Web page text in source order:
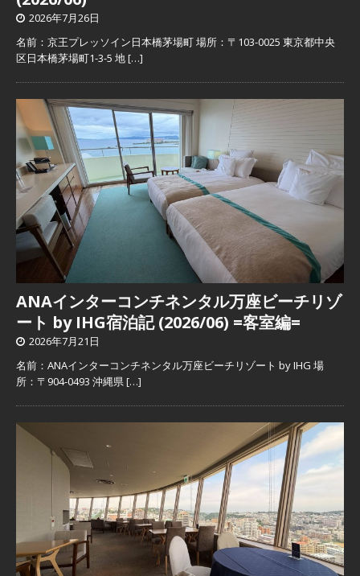
2026年7月26日
名前：京王プレッソイン日本橋茅場町 場所：〒103-0025 東京都中央
区日本橋茅場町1-3-5 地[…]
ANAインターコンチネンタル万座ビーチリゾ
ート by IHG宿泊記 (2026/06) =客室編=
2026年7月21日
名前：ANAインターコンチネンタル万座ビーチリゾート by IHG 場
所：〒904-0493 沖縄県[…]